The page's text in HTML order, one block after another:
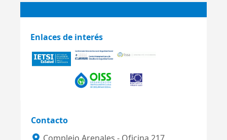
Enlaces de interés
Contacto